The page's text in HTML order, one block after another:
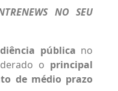
NO SEU
pública no
o principal
de médio prazo